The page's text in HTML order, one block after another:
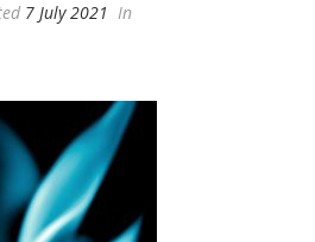
7 July 2021 In